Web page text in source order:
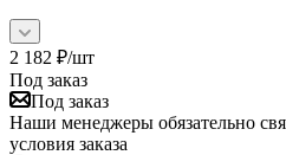
2 182 ₽/шт
Под заказ
Под заказ
Наши менеджеры обязательно
условия заказа